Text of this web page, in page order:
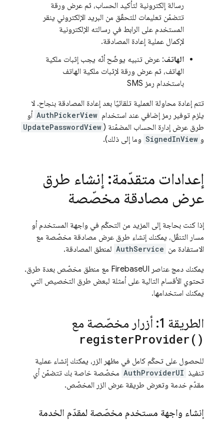
رسالة إلكترونية لتأكيد الحساب، ثم عرض ورقة
تتضمّن تعليمات للتحقّق من البريد الإلكتروني ينقر
المستخدم على الرابط في رسالته الإلكترونية
لإكمال عملية إعادة المصادقة.
الهاتف: عرض تنبيه يوضّح أنّه يجب إثبات ملكية
الهاتف، ثم عرض ورقة لإثبات ملكية الهاتف
باستخدام رمز SMS
تتم إعادة محاولة العملية تلقائيًا بعد إعادة المصادقة بنجاح. لا
يلزم توفير رمز إضافي عند استخدام AuthPickerView أو
طرق عرض إدارة الحساب المضمّنة ( UpdatePasswordView
و SignedInView وما إلى ذلك).
إعدادات متقدّمة: إنشاء طرق
عرض مصادقة مخصّصة
إذا كنت بحاجة إلى المزيد من التحكّم في واجهة المستخدم أو
مسار التنقّل، يمكنك إنشاء طرق عرض مصادقة مخصّصة مع
الاستفادة من AuthService لمنطق المصادقة.
يمكنك دمج عناصر FirebaseUI مع منطق مخصّص بعدة طرق.
تحتوي الأقسام التالية على أمثلة لبعض طرق التخصيص التي
يمكنك استخدامها.
الطريقة 1: أزرار مخصّصة مع
registerProvider()
للحصول على تحكّم كامل في مظهر الزر، يمكنك إنشاء عملية
تنفيذ AuthProviderUI مخصّصة خاصة بك تتضمّن أي
مقدّم خدمة وتعرض طريقة عرض الزر المخصّص.
إنشاء واجهة مستخدم مخصّصة لمقدّم الخدمة